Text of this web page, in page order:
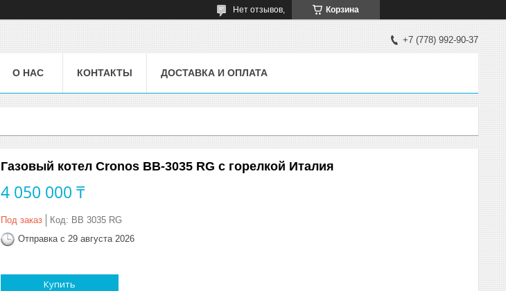
Корзина
Нет отзывов,
+7 (778) 992-90-37
О НАС КОНТАКТЫ ДОСТАВКА И ОПЛАТА
Газовый котел Cronos BB-3035 RG с горелкой Италия
4 050 000 ₸
Под заказ Код: BB 3035 RG
Отправка с 29 августа 2026
Купить